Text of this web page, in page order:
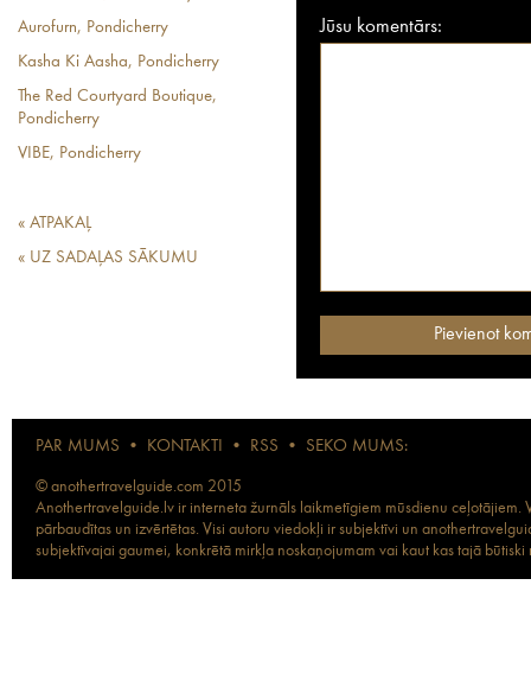
Aurofurn, Pondicherry
Kasha Ki Aasha, Pondicherry
The Red Courtyard Boutique,
Pondicherry
VIBE, Pondicherry
« ATPAKAĻ
« UZ SADAĻAS SĀKUMU
Jūsu komentārs:
PAR MUMS • KONTAKTI • RSS • SEKO MUMS:
© anothertravelguide.com 2015
Anothertravelguide.lv ir interneta žurnāls laikmetīgiem mūsdienu
pārbaudītas un izvērtētas. Visi autoru viedokļi ir subjektīvi un
subjektīvajai gaumei, konkrētā mirkļa noskaņojumam vai kaut kas tajā